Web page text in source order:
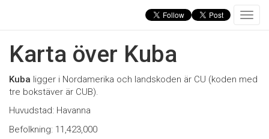
T
o
e
Karta över Kuba
Kuba ligger i Nordamerika och landskoden är CU (koden med
tre bokstäver är CUB).
Huvudstad: Havanna
Befolkning: 11,423,000